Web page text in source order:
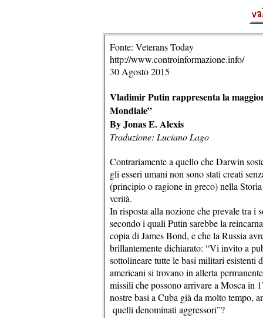
Fonte: Veterans Today
http://www.controinformazione.info/
30 Agosto 2015
Vladimir Putin rappresenta la
Mondiale”
By Jonas E. Alexis
Traduzione: Luciano Lago
Contrariamente a quello che Darwin
gli esseri umani non sono stati creati
(principio o ragione in greco) nella
verità.
In risposta alla nozione che prevale tra
secondo i quali Putin sarebbe la
copia di James Bond, e che la Russia
brillantemente dichiarato: “Vi invito a
sottolineare tutte le basi militari
americani si trovano in allerta
missili che possono arrivare a Mosca in
nostre basi a Cuba già da molto tempo,
quelli denominati aggressori”?